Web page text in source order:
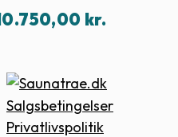
kr.
Salgsbetingelser
Privatlivspolitik